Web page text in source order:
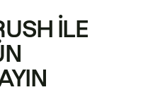
ILE